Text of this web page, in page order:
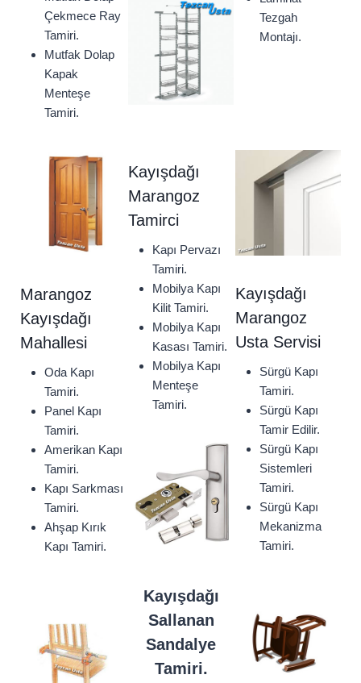
Çekmece Ray
Tamiri.
Mutfak Dolap
Kapak
Menteşe
Tamiri.
Tezgah
Montajı.
Marangoz
Kayışdağı
Mahallesi
Oda Kapı
Tamiri.
Panel Kapı
Tamiri.
Amerikan Kapı
Tamiri.
Kapı Sarkması
Tamiri.
Ahşap Kırık
Kapı Tamiri.
Kayışdağı
Marangoz
Tamirci
Kapı Pervazı
Tamiri.
Mobilya Kapı
Kilit Tamiri.
Mobilya Kapı
Kasası Tamiri.
Mobilya Kapı
Menteşe
Tamiri.
Kayışdağı
Marangoz
Usta Servisi
Sürgü Kapı
Tamiri.
Sürgü Kapı
Tamir Edilir.
Sürgü Kapı
Sistemleri
Tamiri.
Sürgü Kapı
Mekanizma
Tamiri.
Kayışdağı
Sallanan
Sandalye
Tamiri.